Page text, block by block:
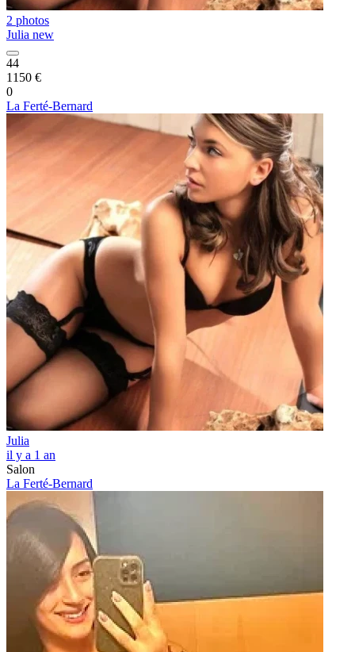
2 photos
Julia new
44
1150 €
0
La Ferté-Bernard
Julia
il y a 1 an
Salon
La Ferté-Bernard